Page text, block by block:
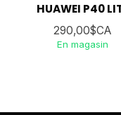
HUAWEI P40
290,00$CA
En magasin